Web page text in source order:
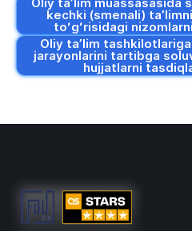
kechki (smenali)
toʻgʻrisidagi
Oliy taʼlim
jarayonlarini tartibga
hujjatlarni